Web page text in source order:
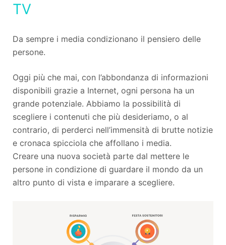
TV
Da sempre i media condizionano il pensiero delle
persone.
Oggi più che mai, con l’abbondanza di informazioni
disponibili grazie a Internet, ogni persona ha un
grande potenziale. Abbiamo la possibilità di
scegliere i contenuti che più desideriamo, o al
contrario, di perderci nell’immensità di brutte notizie
e cronaca spicciola che affollano i media.
Creare una nuova società parte dal mettere le
persone in condizione di guardare il mondo da un
altro punto di vista e imparare a scegliere.